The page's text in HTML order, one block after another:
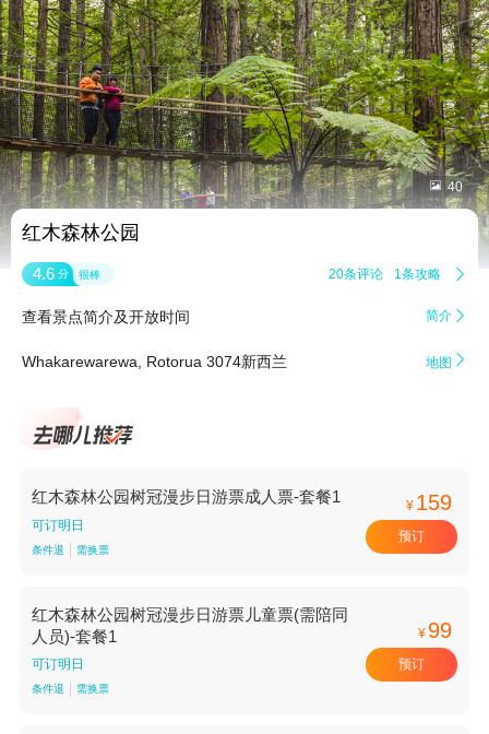
 40
红木森林公园
4.6 分 很棒 20条评论 1条攻略 
查看景点简介及开放时间 简介 
Whakarewarewa, Rotorua 3074新西兰 地图 
红木森林公园树冠漫步日游票成人票-套餐1
可订明日
条件退 需换票
¥ 159
预订
红木森林公园树冠漫步日游票儿童票(需陪同
人员)-套餐1
可订明日
条件退 需换票
¥ 99
预订
